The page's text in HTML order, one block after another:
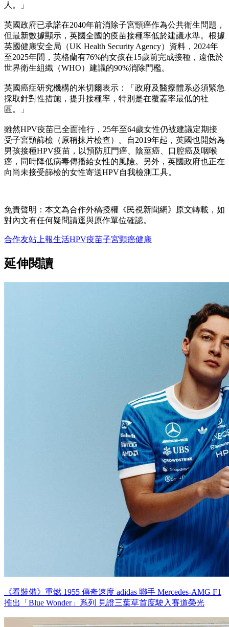
人。」
英國政府已承諾在2040年前消除子宮頸癌作為公共衛生問題，
但最新數據顯示，英國全國的疫苗接種率低於建議水準。根據
英國健康安全局（UK Health Security Agency）資料，2024年
至2025年間，英格蘭有76%的女孩在15歲前完成接種，遠低於
世界衛生組織（WHO）建議的90%消除門檻。
英國癌症研究機構的米切爾表示：「政府及醫療體系必須緊急
採取針對性措施，提升接種率，特別是在覆蓋率最低的社
區。」
雖然HPV疫苗已全面推行，25年至64歲女性仍被建議定期接
受子宮頸篩檢（原稱抹片檢查）。自2019年起，英國也開始為
男孩接種HPV疫苗，以預防肛門癌、陰莖癌、口腔癌及咽喉
癌，同時降低病毒傳播給女性的風險。另外，英國政府也正在
向尚未接受篩檢的女性寄送HPV自我檢測工具。
免責聲明：本文為合作外稿授權《民視新聞網》原文轉載，如
對內文有任何疑問請逕與原作單位確認。
合作友站上報生活HPV疫苗子宮頸癌健康
延伸閱讀
《看裝備》重燃 1955 傳奇速度 adidas 聯手 Mercedes-AMG F1
推出「Blue Wonder」系列 見證三葉草首度駛入賽道榮光